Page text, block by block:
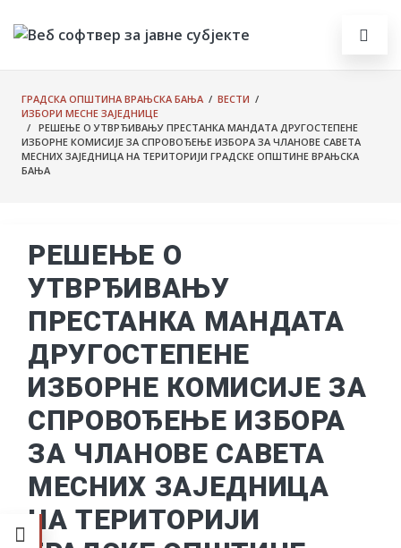
ГРАДСКА ОПШТИНА ВРАЊСКА БАЊА / ВЕСТИ /
ИЗБОРИ МЕСНЕ ЗАЈЕДНИЦЕ
/ РЕШЕЊЕ О УТВРЂИВАЊУ ПРЕСТАНКА МАНДАТА ДРУГОСТЕПЕНЕ
ИЗБОРНЕ КОМИСИЈЕ ЗА СПРОВОЂЕЊЕ ИЗБОРА ЗА ЧЛАНОВЕ САВЕТА
МЕСНИХ ЗАЈЕДНИЦА НА ТЕРИТОРИЈИ ГРАДСКЕ ОПШТИНЕ ВРАЊСКА
БАЊА
РЕШЕЊЕ О
УТВРЂИВАЊУ
ПРЕСТАНКА МАНДАТА
ДРУГОСТЕПЕНЕ
ИЗБОРНЕ КОМИСИЈЕ ЗА
СПРОВОЂЕЊЕ ИЗБОРА
ЗА ЧЛАНОВЕ САВЕТА
МЕСНИХ ЗАЈЕДНИЦА
НА ТЕРИТОРИЈИ